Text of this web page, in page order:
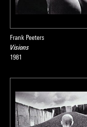
Frank Peeters
Visions
1981